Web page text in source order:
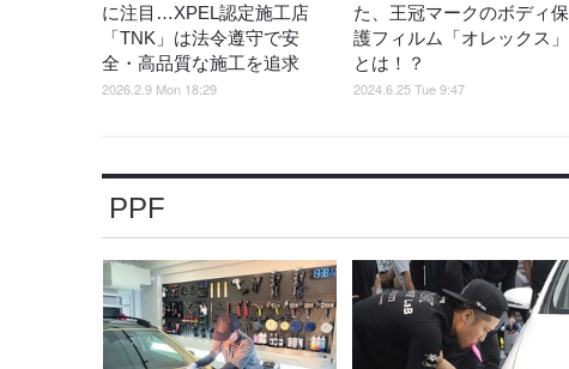
に注目…XPEL認定施工店
「TNK」は法令遵守で安
全・高品質な施工を追求
2026.2.9 Mon 18:29
た、王冠マークのボディ保
護フィルム「オレックス」
とは！？
2024.6.25 Tue 9:47
PPF